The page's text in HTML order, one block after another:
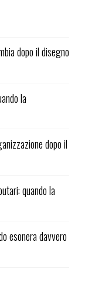
dopo il disegno
la
dopo il
quando la
esonera davvero